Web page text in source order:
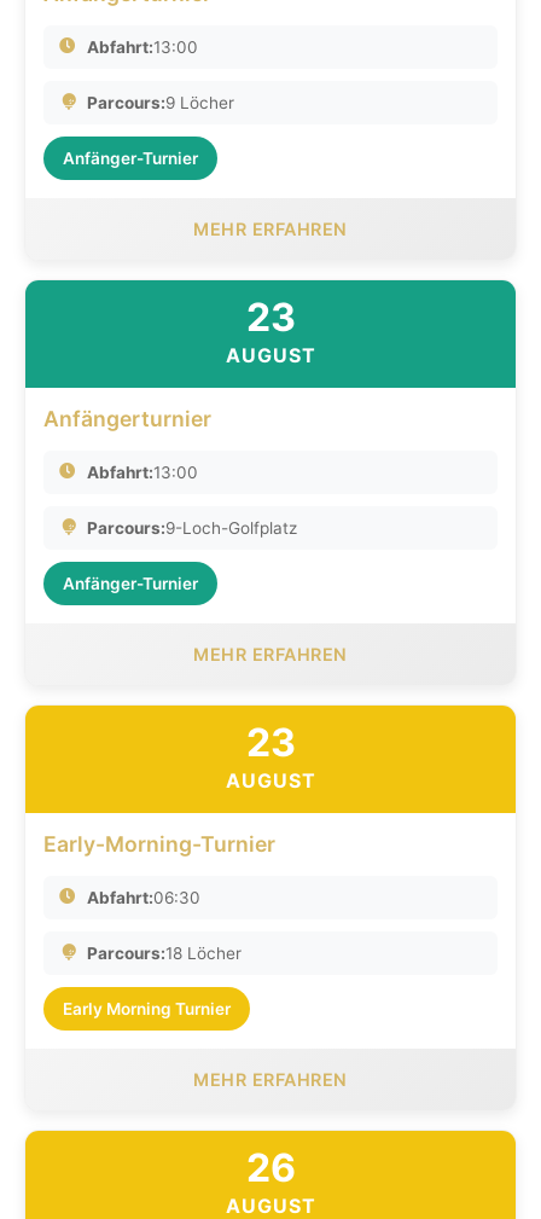
Abfahrt:13:00
Parcours:9 Löcher
Anfänger-Turnier
MEHR ERFAHREN
23
AUGUST
Anfängerturnier
Abfahrt:13:00
Parcours:9-Loch-Golfplatz
Anfänger-Turnier
MEHR ERFAHREN
23
AUGUST
Early-Morning-Turnier
Abfahrt:06:30
Parcours:18 Löcher
Early Morning Turnier
MEHR ERFAHREN
26
AUGUST